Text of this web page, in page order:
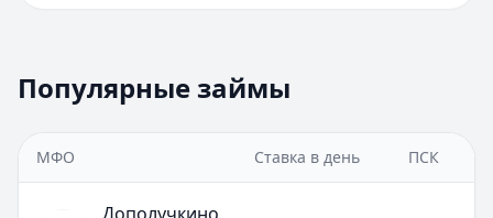
Популярные займы
МФО Ставка в день ПСК